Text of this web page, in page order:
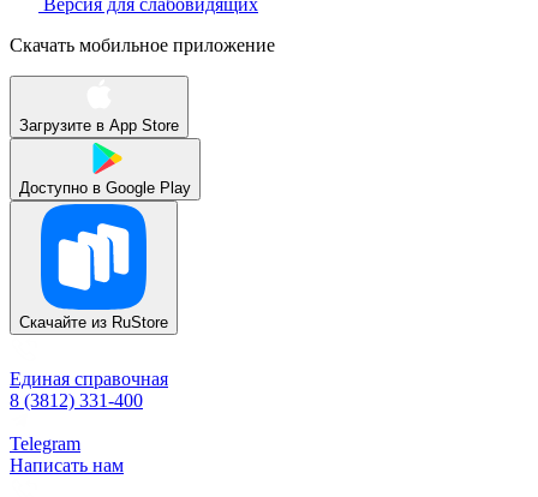
Скачать мобильное приложение
Загрузите в App Store
Доступно в Google Play
Скачайте из RuStore
Единая справочная
8 (3812) 331-400
Telegram
Написать нам